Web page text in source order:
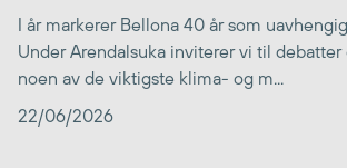
I år markerer Bellona 40 år som
Under Arendalsuka inviterer vi til debatter
noen av de viktigste klima- og m...
22/06/2026